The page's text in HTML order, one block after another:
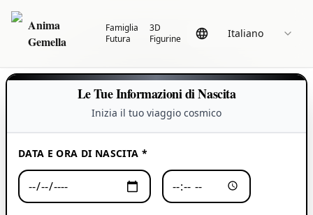
Anima
Gemella
Famiglia
Futura
3D
Figurine
Italiano
Le Tue Informazioni di Nascita
Inizia il tuo viaggio cosmico
DATA E ORA DI NASCITA *